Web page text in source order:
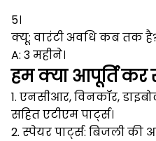
5।
क्यू: वारंटी अवधि कब तक
A: 3 महीने।
हम क्या आपूर्ति
1. एनसीआर, विनकॉर,
सहित एटीएम पार्ट्स।
2. स्पेयर पार्ट्स: बिजली की